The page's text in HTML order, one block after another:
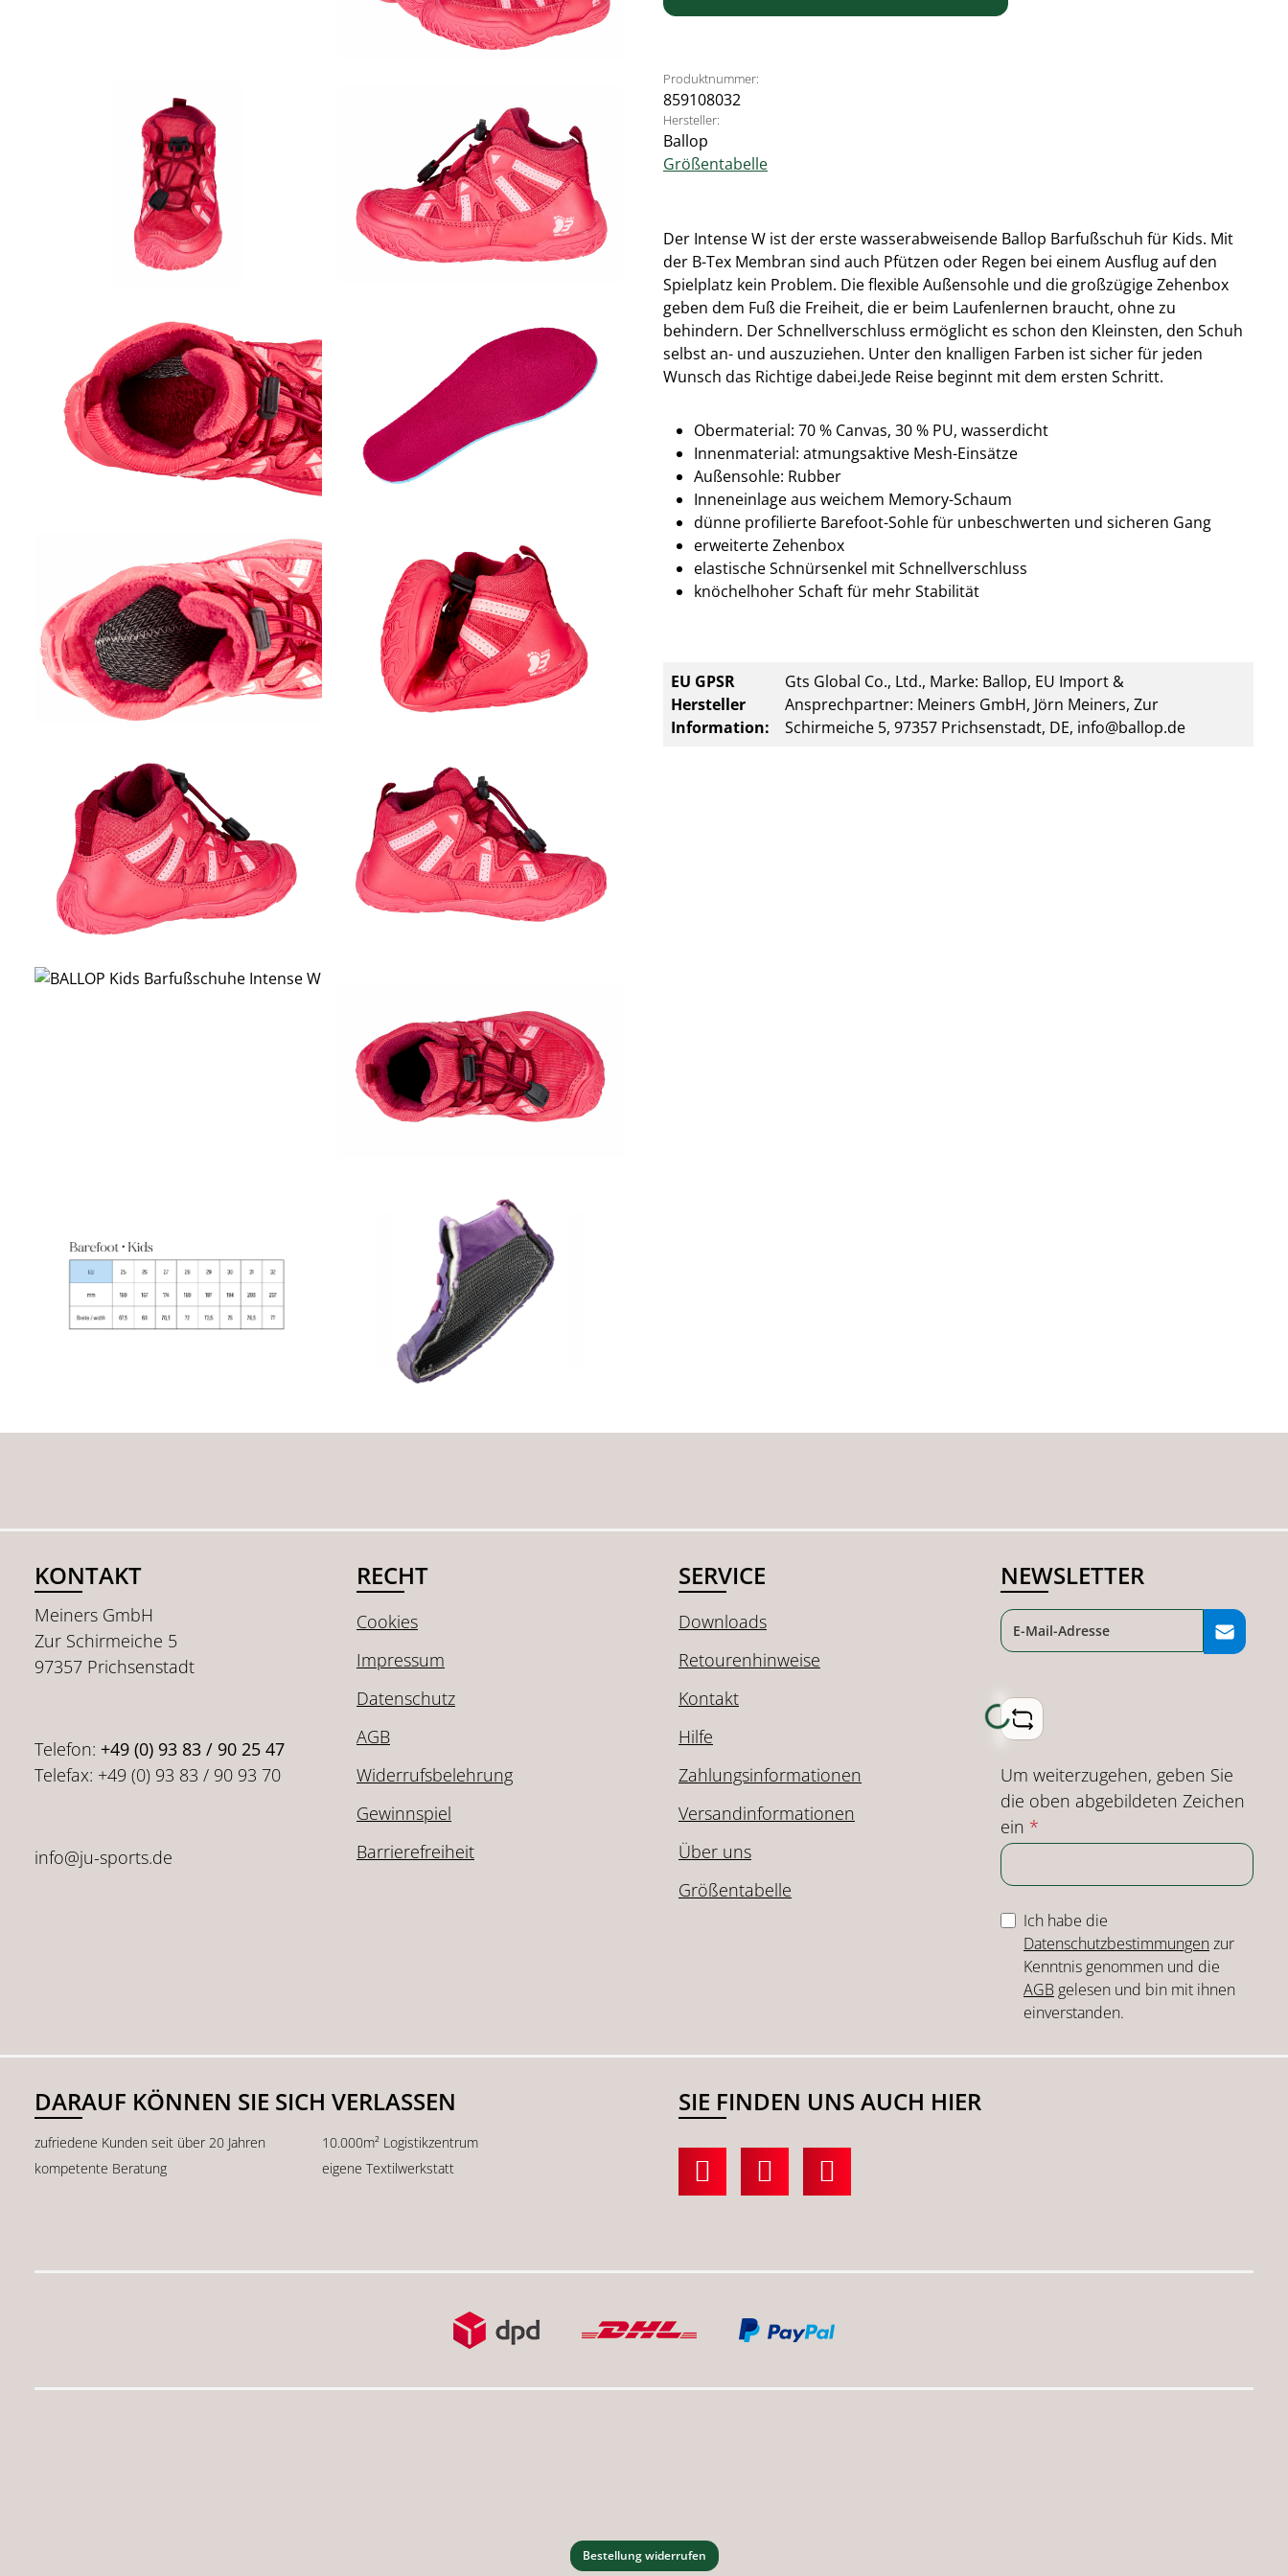
Produktnummer:
859108032
Hersteller:
Ballop
Größentabelle
Der Intense W ist der erste wasserabweisende Ballop Barfußschuh für Kids. Mit
der B-Tex Membran sind auch Pfützen oder Regen bei einem Ausflug auf den
Spielplatz kein Problem. Die flexible Außensohle und die großzügige Zehenbox
geben dem Fuß die Freiheit, die er beim Laufenlernen braucht, ohne zu
behindern. Der Schnellverschluss ermöglicht es schon den Kleinsten, den Schuh
selbst an- und auszuziehen. Unter den knalligen Farben ist sicher für jeden
Wunsch das Richtige dabei.Jede Reise beginnt mit dem ersten Schritt.
Obermaterial: 70 % Canvas, 30 % PU, wasserdicht
Innenmaterial: atmungsaktive Mesh-Einsätze
Außensohle: Rubber
Inneneinlage aus weichem Memory-Schaum
dünne profilierte Barefoot-Sohle für unbeschwerten und sicheren Gang
erweiterte Zehenbox
elastische Schnürsenkel mit Schnellverschluss
knöchelhoher Schaft für mehr Stabilität
EU GPSR
Hersteller
Information:
Gts Global Co., Ltd., Marke: Ballop, EU Import &
Ansprechpartner: Meiners GmbH, Jörn Meiners, Zur
Schirmeiche 5, 97357 Prichsenstadt, DE, info@ballop.de
KONTAKT
Meiners GmbH
Zur Schirmeiche 5
97357 Prichsenstadt
Telefon: +49 (0) 93 83 / 90 25 47
Telefax: +49 (0) 93 83 / 90 93 70
info@ju-sports.de
RECHT
Cookies
Impressum
Datenschutz
AGB
Widerrufsbelehrung
Gewinnspiel
Barrierefreiheit
SERVICE
Downloads
Retourenhinweise
Kontakt
Hilfe
Zahlungsinformationen
Versandinformationen
Über uns
Größentabelle
NEWSLETTER
Loading...
Um weiterzugehen, geben Sie
die oben abgebildeten Zeichen
ein *
Ich habe die
Datenschutzbestimmungenzur
Kenntnis genommen und die
AGB gelesen und bin mit ihnen
einverstanden.
DARAUF KÖNNEN SIE SICH VERLASSEN
zufriedene Kunden seit über 20 Jahren
10.000m² Logistikzentrum
kompetente Beratung
eigene Textilwerkstatt
SIE FINDEN UNS AUCH HIER
Bestellung widerrufen